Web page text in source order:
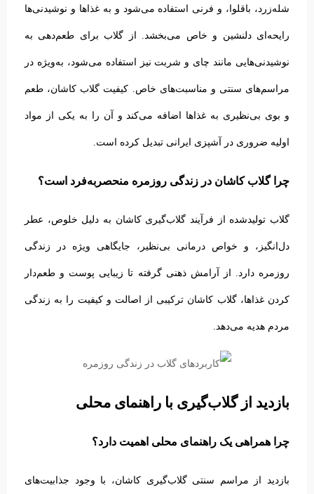
شله‌زرد، باقلوا، و فرنی استفاده می‌شود و به غذاها و نوشیدنی‌ها
رایحه‌ای دلنشین و خاص می‌بخشد. از گلاب برای طعم‌دهی به
نوشیدنی‌هایی مانند چای و شربت نیز استفاده می‌شود، به‌ویژه در
مراسم‌های سنتی و مناسبت‌های خاص. کیفیت گلاب کاشان، طعم
و بوی بی‌نظیری به غذاها اضافه می‌کند و آن را به یکی از مواد
اولیه ضروری در آشپزی ایرانی تبدیل کرده است.
چرا گلاب کاشان در زندگی روزمره منحصربه‌فرد است؟
گلاب تولیدشده از فرآیند گلاب‌گیری کاشان به دلیل خلوص، عطر
دل‌انگیز، و خواص درمانی بی‌نظیر، جایگاهی ویژه در زندگی
روزمره دارد. از آرامش ذهنی گرفته تا زیبایی پوست و طعم‌دار
کردن غذاها، گلاب کاشان ترکیبی از اصالت و کیفیت را به زندگی
مردم هدیه می‌دهد.
بازدید از گلاب‌گیری با راهنمای محلی
چرا همراهی یک راهنمای محلی اهمیت دارد؟
بازدید از مراسم سنتی گلاب‌گیری کاشان، با وجود جذابیت‌های